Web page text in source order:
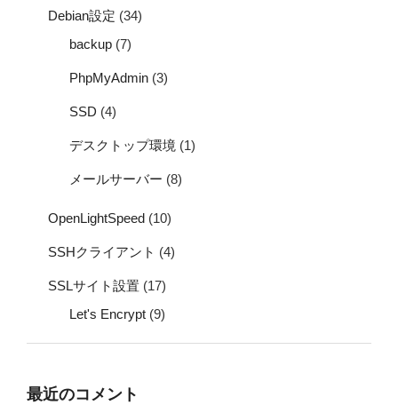
Debian設定 (34)
backup (7)
PhpMyAdmin (3)
SSD (4)
デスクトップ環境 (1)
メールサーバー (8)
OpenLightSpeed (10)
SSHクライアント (4)
SSLサイト設置 (17)
Let's Encrypt (9)
最近のコメント